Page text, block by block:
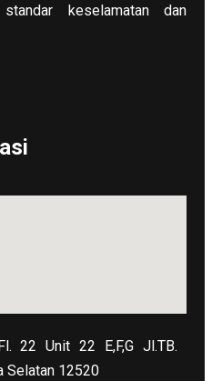
keselamatan dan
22 Unit 22 E,F,G Jl.TB.
Selatan 12520